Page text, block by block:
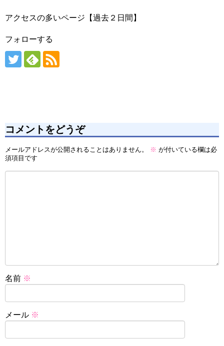
アクセスの多いページ【過去２日間】
フォローする
コメントをどうぞ
メールアドレスが公開されることはありません。 ※ が付いている欄は必
須項目です
名前 ※
メール ※